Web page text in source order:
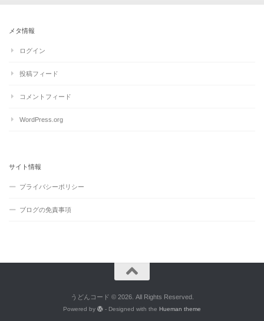
メタ情報
ログイン
投稿フィード
コメントフィード
WordPress.org
サイト情報
プライバシーポリシー
ブログの免責事項
うどんコード © 2026. All Rights Reserved.
Powered by - Designed with the Hueman theme